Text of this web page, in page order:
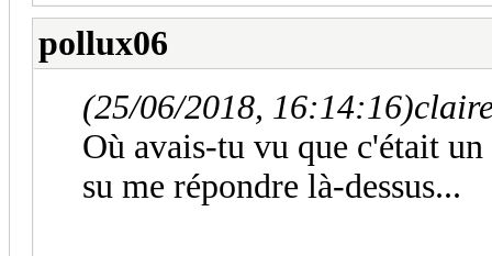
pollux06
(25/06/2018, 16:14:16)
Où avais-tu vu que c'était
su me répondre là-dessus...